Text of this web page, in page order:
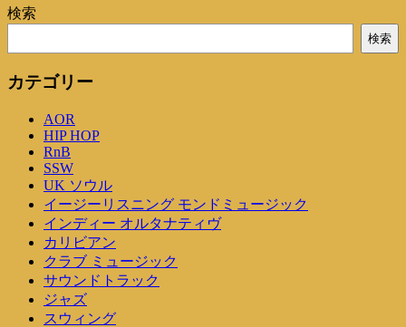
ゲ
ー
シ
検索
検索
カテゴリー
AOR
HIP HOP
RnB
SSW
UK ソウル
イージーリスニング モンドミュージック
インディー オルタナティヴ
カリビアン
クラブ ミュージック
サウンドトラック
ジャズ
スウィング